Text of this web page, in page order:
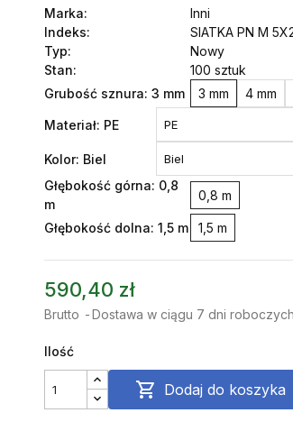
Marka:
Inni
Indeks:
SIATKA PN M
Typ:
Nowy
Stan:
100 sztuk
Grubość sznura: 3 mm
3 mm 4 mm
Materiał: PE
Kolor: Biel
Głębokość górna: 0,8
m
0,8 m
Głębokość dolna: 1,5 m 1,5 m
590,40 zł
Brutto Dostawa w ciągu 7 dni roboczych
Ilość
 Dodaj do koszyka